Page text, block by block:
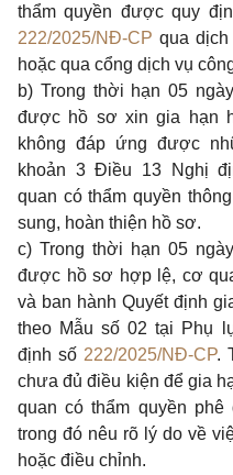
thẩm quyền được quy
222/2025/NĐ-CP qua
hoặc qua cổng dịch vụ
b) Trong thời hạn 05
được hồ sơ xin gia hạn
không đáp ứng được
khoản 3 Điều 13 Nghị
quan có thẩm quyền
sung, hoàn thiện hồ sơ.
c) Trong thời hạn 05
được hồ sơ hợp lệ, cơ
và ban hành Quyết định
theo Mẫu số 02 tại Phụ
định số 222/2025/NĐ-CP.
chưa đủ điều kiện để gia
quan có thẩm quyền
trong đó nêu rõ lý do về
hoặc điều chỉnh.